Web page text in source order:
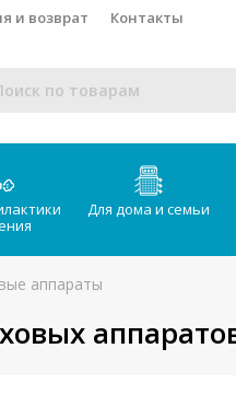
и возврат Контакты
Для дома и семьи
аппараты